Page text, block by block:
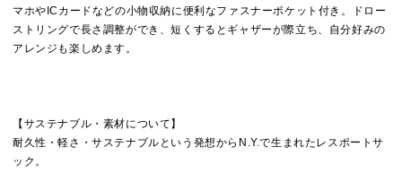
マホやICカードなどの小物収納に便利なファスナーポケット付き。ドロー
ストリングで長さ調整ができ、短くするとギャザーが際立ち、自分好みの
アレンジも楽しめます。
【サステナブル・素材について】
耐久性・軽さ・サステナブルという発想からN.Y.で生まれたレスポートサ
ック。